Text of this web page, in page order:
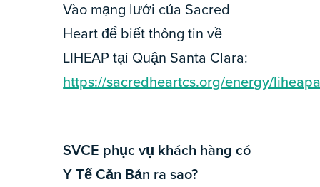
Vào mạng lưới của Sacred
Heart để biết thông tin về
LIHEAP tại Quận Santa Clara:
https://sacredheartcs.org/energy/
SVCE phục vụ khách hàng có
Y Tế Căn Bản ra sao?